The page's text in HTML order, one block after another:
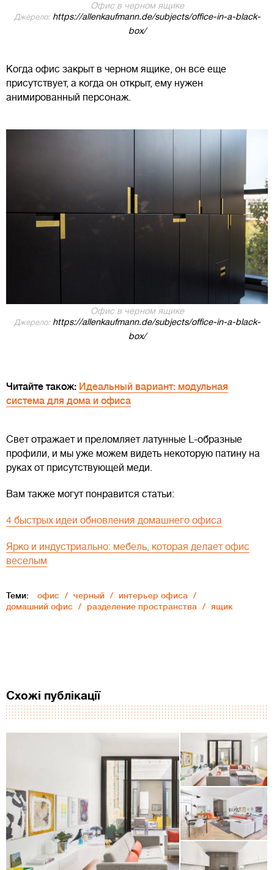
Офис в черном ящике
Джерело:https://allenkaufmann.de/subjects/office-in-a-black-
box/
Когда офис закрыт в черном ящике, он все еще
присутствует, а когда он открыт, ему нужен
анимированный персонаж.
Офис в черном ящике
Джерело:https://allenkaufmann.de/subjects/office-in-a-black-
box/
Читайте також: Идеальный вариант: модульная
система для дома и офиса
Свет отражает и преломляет латунные L-образные
профили, и мы уже можем видеть некоторую патину на
руках от присутствующей меди.
Вам также могут понравится статьи:
4 быстрых идеи обновления домашнего офиса
Ярко и индустриально: мебель, которая делает офис
веселым
Теми: офис черный
интерьер офиса
домашний офис
разделение пространства ящик
Схожі публікації